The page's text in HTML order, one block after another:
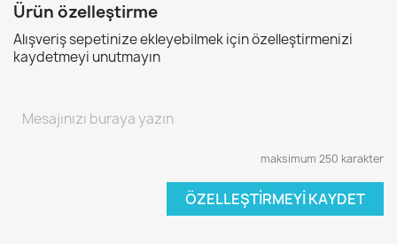
Ürün özelleştirme
Alışveriş sepetinize ekleyebilmek için özelleştirmenizi
kaydetmeyi unutmayın
maksimum 250 karakter
ÖZELLEŞTIRMEYI KAYDET